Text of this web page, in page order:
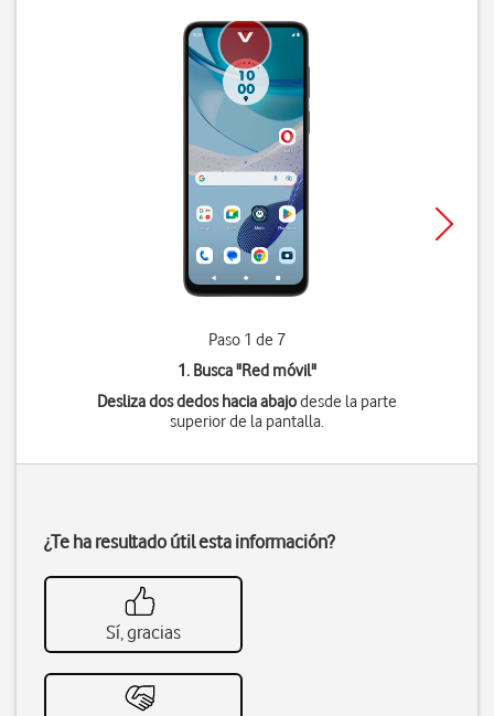
Paso 1 de 7
1. Busca "Red móvil"
Desliza dos dedos hacia abajodesde la parte
superior de la pantalla.
¿Te ha resultado útil esta información?
Sí, gracias